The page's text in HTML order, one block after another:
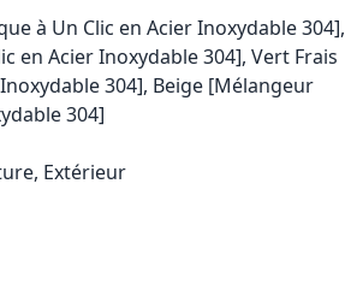
à Un Clic en Acier Inoxydable 304],
en Acier Inoxydable 304], Vert Frais
304], Beige [Mélangeur
304]
Extérieur